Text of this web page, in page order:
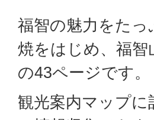
福智の魅力をた
焼をはじめ、福智
の43ページです。
観光案内マップ